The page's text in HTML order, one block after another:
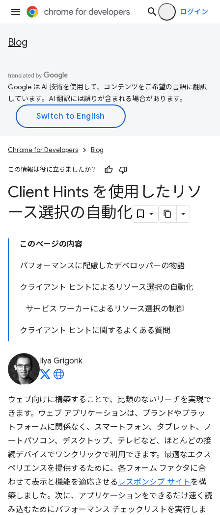
ログイン
Blog
Google は AI 技術を使用して、コンテンツをご希望の言語に翻訳
しています。AI 翻訳には誤りが含まれる場合があります。
Chrome for Developers Blog
この情報は役に立ちましたか？
Client Hints を使用したリソ
ース選択の自動化
このページの内容
パフォーマンスに配慮したデベロッパーの物語
クライアント ヒントによるリソース選択の自動化
サービス ワーカーによるリソース選択の制御
クライアント ヒントに関するよくある質問
Ilya Grigorik
ウェブ向けに構築することで、比類のないリーチを実現で
きます。ウェブ アプリケーションは、ブランドやプラッ
トフォームに関係なく、スマートフォン、タブレット、ノ
ートパソコン、デスクトップ、テレビなど、ほとんどの接
続デバイスでワンクリックで利用できます。最適なエクス
ペリエンスを提供するために、各フォーム ファクタに合
わせて表示と機能を適応させる レスポンシブ サイトを構
築しました。次に、アプリケーションをできるだけ速く読
み込むためにパフォーマンス チェックリストを実行しま